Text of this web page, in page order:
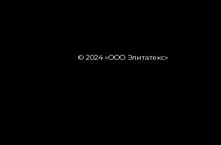
© 2024 «ООО Элитатекс»